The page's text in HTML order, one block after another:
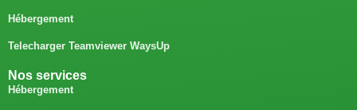
Hébergement
Telecharger Teamviewer WaysUp
Nos services
Hébergement